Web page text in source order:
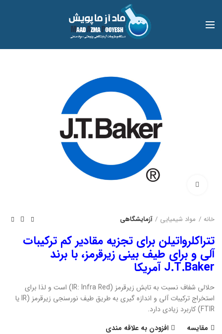
بزرگنمایی تصویر
خانه مواد شیمیایی آزمایشگاهی
تتراکلرواتیلن برای تجزیه مقادیر کم ترکیبات
آلی و برای طیف بینی زیرقرمز، با برند
J.T.Baker آمریکا
حلالی شفاف نسبت به تابش زیرقرمز (IR: Infra Red) است و لذا برای
استخراج ترکیبات آلی و اندازه گیری به طریق طیف نورسنجی زیرقرمز (IR یا
FTIR) کاربرد زیادی دارد.
مقایسه
افزودن به علاقه مندی